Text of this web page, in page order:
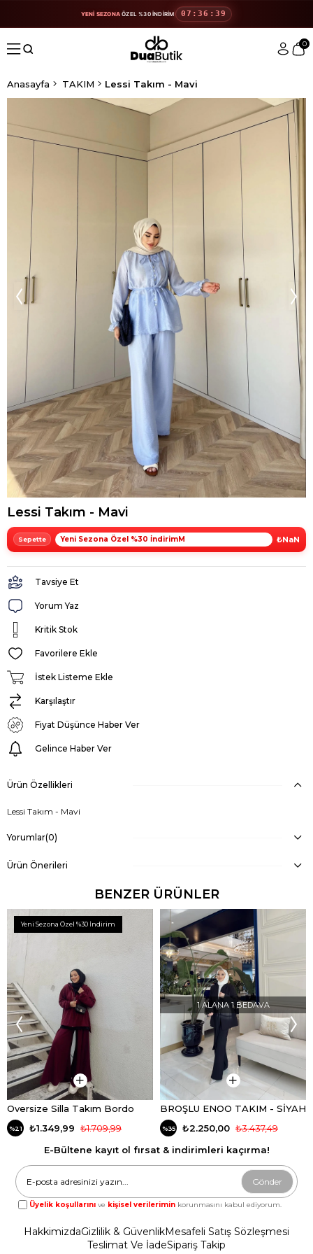
YENİ SEZONAÖZEL %30 İNDİRİM 07:36:39
0
Anasayfa TAKIM Lessi Takım - Mavi
Lessi Takım - Mavi
Yeni Sezona Özel %30 İndirimM ₺NaN
Tavsiye Et
Yorum Yaz
Kritik Stok
Favorilere Ekle
İstek Listeme Ekle
Karşılaştır
Fiyat Düşünce Haber Ver
Gelince Haber Ver
Ürün Özellikleri
Lessi Takım - Mavi
Yorumlar(0)
Ürün Önerileri
BENZER ÜRÜNLER
Oversize Silla Takım Bordo
%21 ₺1.349,99 ₺1.709,99
Yeni Sezona Özel %30 İndirim
1 ALANA 1 BEDAVA
BROŞLU ENOO TAKIM - SİYAH
%35 ₺2.250,00 ₺3.437,49
E-Bültene kayıt ol fırsat & indirimleri kaçırma!
Gönder
Üyelik koşullarını ve kişisel verilerimin korunmasını kabul ediyorum.
HakkimizdaGizlilik & GüvenlikMesafeli Satış Sözleşmesi
Teslimat Ve İadeSipariş Takip